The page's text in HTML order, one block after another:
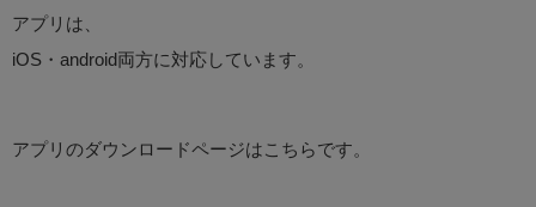
アプリは、
iOS・android両方に対応しています。
アプリのダウンロードページはこちらです。